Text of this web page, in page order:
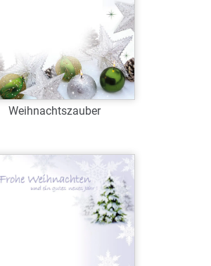
Weihnachtszauber
Art.-Nr.: W39063
Verfügbar